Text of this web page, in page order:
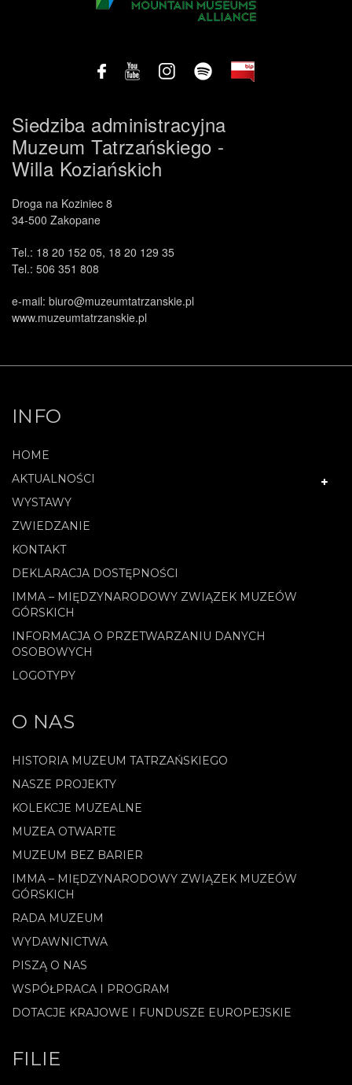
Siedziba administracyjna
Muzeum Tatrzańskiego -
Willa Koziańskich
Droga na Koziniec 8
34-500 Zakopane
Tel.: 18 20 152 05, 18 20 129 35
Tel.: 506 351 808
e-mail: biuro@muzeumtatrzanskie.pl
www.muzeumtatrzanskie.pl
INFO
HOME
AKTUALNOŚCI
WYSTAWY
ZWIEDZANIE
KONTAKT
DEKLARACJA DOSTĘPNOŚCI
IMMA – MIĘDZYNARODOWY ZWIĄZEK MUZEÓW
GÓRSKICH
INFORMACJA O PRZETWARZANIU DANYCH
OSOBOWYCH
LOGOTYPY
O NAS
HISTORIA MUZEUM TATRZAŃSKIEGO
NASZE PROJEKTY
KOLEKCJE MUZEALNE
MUZEA OTWARTE
MUZEUM BEZ BARIER
IMMA – MIĘDZYNARODOWY ZWIĄZEK MUZEÓW
GÓRSKICH
RADA MUZEUM
WYDAWNICTWA
PISZĄ O NAS
WSPÓŁPRACA I PROGRAM
DOTACJE KRAJOWE I FUNDUSZE EUROPEJSKIE
FILIE